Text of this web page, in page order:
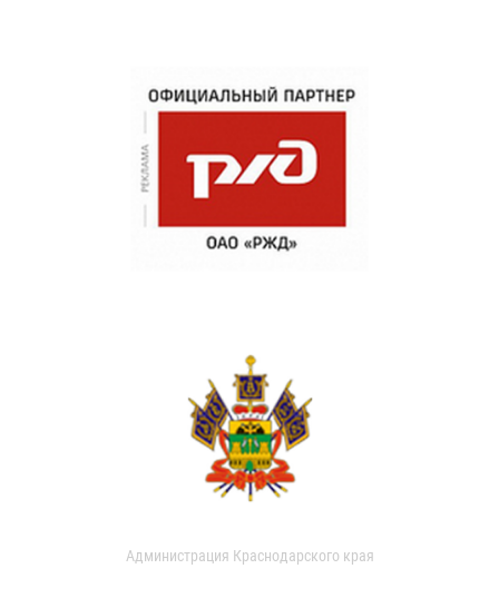
Администрация Краснодарского края